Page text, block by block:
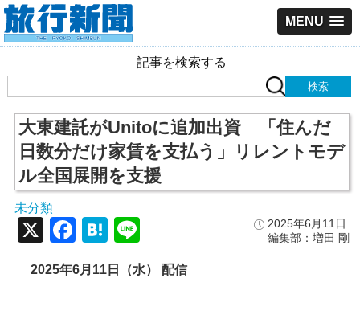
MENU
記事を検索する
大東建託がUnitoに追加出資 「住んだ
日数分だけ家賃を支払う」リレントモデ
ル全国展開を支援
未分類
2025年6月11日
編集部：増田 剛
X Facebook
Hatena
2025年6月11日（水） 配信